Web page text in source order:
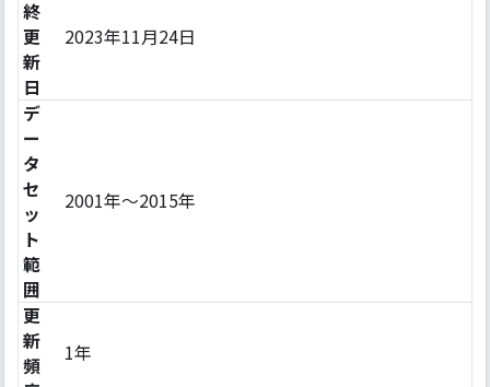
終
更
新
日
2023年11月24日
デ
ー
タ
セ
ッ
ト
範
囲
2001年〜2015年
更
新
頻
1年